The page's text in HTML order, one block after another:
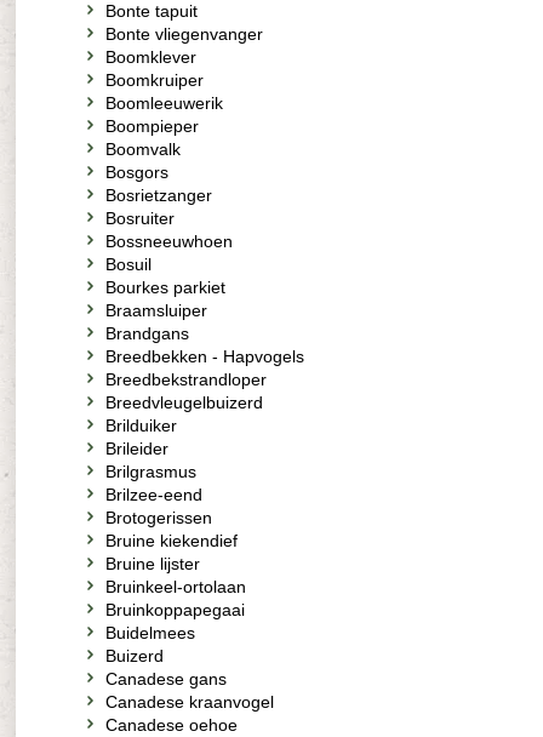
Bonte tapuit
Bonte vliegenvanger
Boomklever
Boomkruiper
Boomleeuwerik
Boompieper
Boomvalk
Bosgors
Bosrietzanger
Bosruiter
Bossneeuwhoen
Bosuil
Bourkes parkiet
Braamsluiper
Brandgans
Breedbekken - Hapvogels
Breedbekstrandloper
Breedvleugelbuizerd
Brilduiker
Brileider
Brilgrasmus
Brilzee-eend
Brotogerissen
Bruine kiekendief
Bruine lijster
Bruinkeel-ortolaan
Bruinkoppapegaai
Buidelmees
Buizerd
Canadese gans
Canadese kraanvogel
Canadese oehoe